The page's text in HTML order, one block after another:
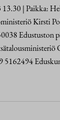
| Paikka:
Kirsti
Edustuston